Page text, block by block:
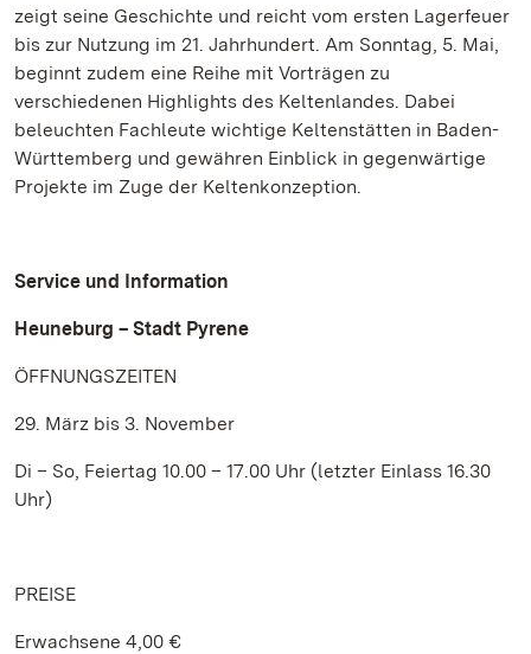
zeigt seine Geschichte und reicht vom ersten Lagerfeuer
bis zur Nutzung im 21. Jahrhundert. Am Sonntag, 5. Mai,
beginnt zudem eine Reihe mit Vorträgen zu
verschiedenen Highlights des Keltenlandes. Dabei
beleuchten Fachleute wichtige Keltenstätten in Baden-
Württemberg und gewähren Einblick in gegenwärtige
Projekte im Zuge der Keltenkonzeption.
Service und Information
Heuneburg – Stadt Pyrene
ÖFFNUNGSZEITEN
29. März bis 3. November
Di – So, Feiertag 10.00 – 17.00 Uhr (letzter Einlass 16.30
Uhr)
PREISE
Erwachsene 4,00 €